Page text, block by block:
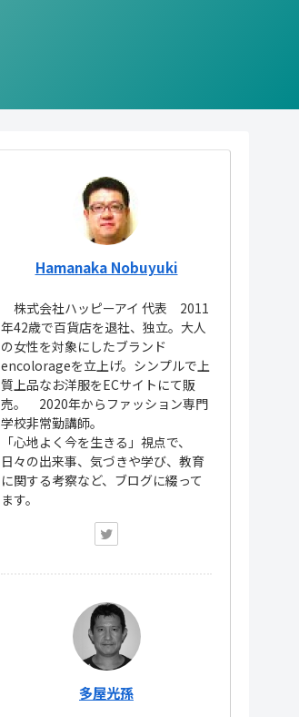
Hamanaka Nobuyuki
株式会社ハッピーアイ 代表 2011
年42歳で百貨店を退社、独立。大人
の女性を対象にしたブランド
encolorageを立上げ。シンプルで上
質上品なお洋服をECサイトにて販
売。 2020年からファッション専門
学校非常勤講師。
「心地よく今を生きる」視点で、
日々の出来事、気づきや学び、教育
に関する考察など、ブログに綴って
ます。
多屋光孫